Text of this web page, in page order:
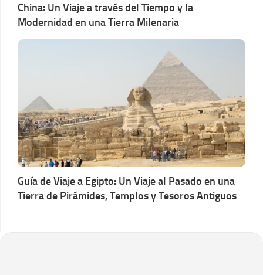
China: Un Viaje a través del Tiempo y la
Modernidad en una Tierra Milenaria
Guía de Viaje a Egipto: Un Viaje al Pasado en una
Tierra de Pirámides, Templos y Tesoros Antiguos